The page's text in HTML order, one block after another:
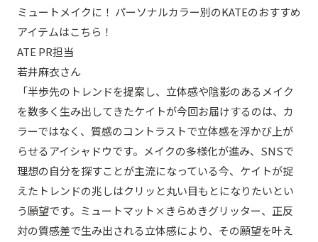
ミュートメイクに！ パーソナルカラー別のKATEのおすすめ
アイテムはこちら！
ATE PR担当
若井麻衣さん
「半歩先のトレンドを提案し、立体感や陰影のあるメイク
を数多く生み出してきたケイトが今回お届けするのは、カ
ラーではなく、質感のコントラストで立体感を浮かび上が
らせるアイシャドウです。メイクの多様化が進み、SNSで
理想の自分を探すことが主流になっている今、ケイトが捉
えたトレンドの兆しはクリッと丸い目もとになりたいとい
う願望です。ミュートマット×きらめきグリッター、正反
対の質感差で生み出される立体感により、その願望を叶え